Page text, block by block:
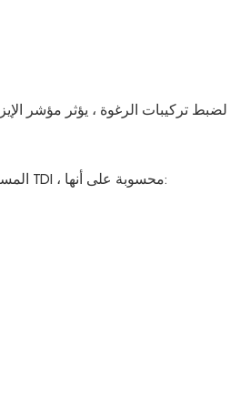
تركيبات الرغوة ، يؤثر مؤشر
مؤشر TDI: نسبة الكمية الفعلية من TDI المستخدمة في الكمية النظرية من TDI ، محسوبة على أنها: